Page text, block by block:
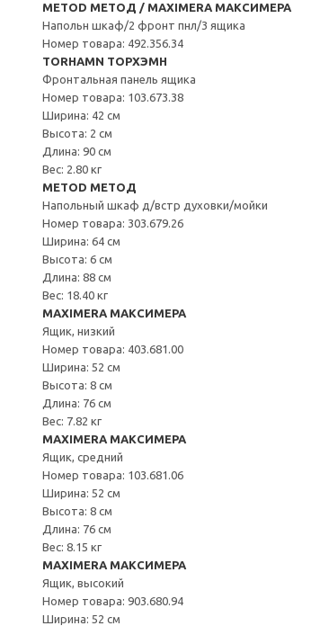
METOD МЕТОД / MAXIMERA МАКСИМЕРА
Напольн шкаф/2 фронт пнл/3 ящика
Номер товара: 492.356.34
TORHAMN ТОРХЭМН
Фронтальная панель ящика
Номер товара: 103.673.38
Ширина: 42 см
Высота: 2 см
Длина: 90 см
Вес: 2.80 кг
METOD МЕТОД
Напольный шкаф д/встр духовки/мойки
Номер товара: 303.679.26
Ширина: 64 см
Высота: 6 см
Длина: 88 см
Вес: 18.40 кг
MAXIMERA МАКСИМЕРА
Ящик, низкий
Номер товара: 403.681.00
Ширина: 52 см
Высота: 8 см
Длина: 76 см
Вес: 7.82 кг
MAXIMERA МАКСИМЕРА
Ящик, средний
Номер товара: 103.681.06
Ширина: 52 см
Высота: 8 см
Длина: 76 см
Вес: 8.15 кг
MAXIMERA МАКСИМЕРА
Ящик, высокий
Номер товара: 903.680.94
Ширина: 52 см